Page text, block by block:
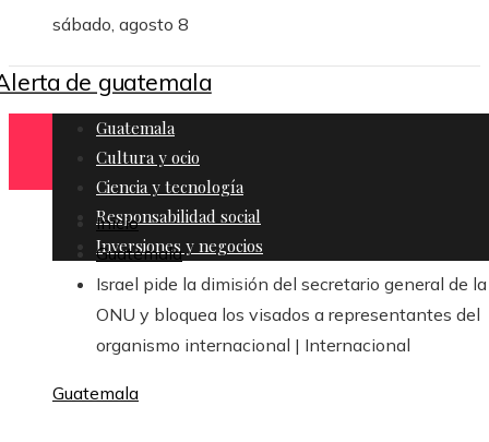
sábado, agosto 8
Guatemala
Cultura y ocio
Ciencia y tecnología
Responsabilidad social
Inversiones y negocios
Inicio
Guatemala
Israel pide la dimisión del secretario general de la
ONU y bloquea los visados a representantes del
organismo internacional | Internacional
Guatemala